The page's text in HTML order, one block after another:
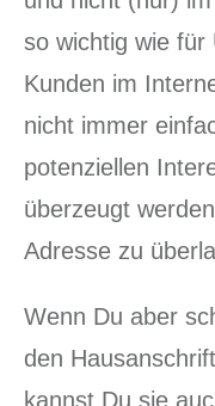
so wichtig wie für
Kunden im
nicht immer
potenziellen
überzeugt
Adresse zu
Wenn Du aber
den
kannst Du sie